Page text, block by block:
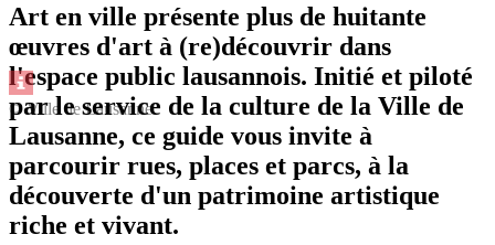
© Ville de Lausanne
Art en ville présente plus de huitante
œuvres d'art à (re)découvrir dans
l'espace public lausannois. Initié et piloté
par le service de la culture de la Ville de
Lausanne, ce guide vous invite à
parcourir rues, places et parcs, à la
découverte d'un patrimoine artistique
riche et vivant.